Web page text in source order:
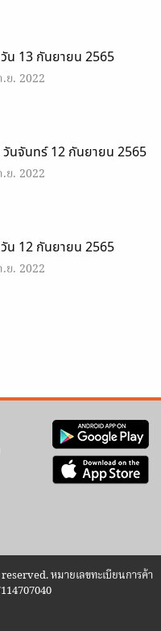
น 13 กันยายน 2565
ย. 2022
วันจันทร์ 12 กันยายน 2565
ย. 2022
น 12 กันยายน 2565
ย. 2022
หมายเลขทะเบียนการค้า